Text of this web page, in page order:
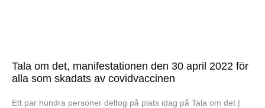
Tala om det, manifestationen den 30 april 2022 för
alla som skadats av covidvaccinen
Ett par hundra personer deltog på plats idag på Tala om det |